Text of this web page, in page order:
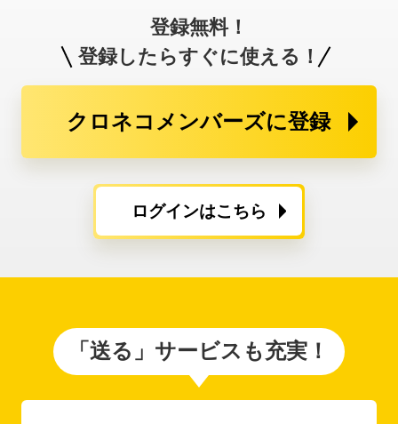
登録無料！
登録したらすぐに使える！
クロネコメンバーズに登録
ログインはこちら
「送る」サービスも充実！